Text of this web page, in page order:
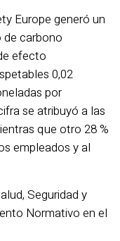
Europe generó un
carbono
efecto
0,02
por
se atribuyó a las
que otro 28 %
empleados y al
Seguridad y
Normativo en el